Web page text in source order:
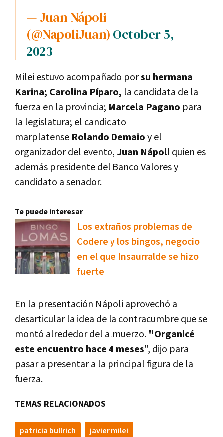
— Juan Nápoli
(@NapoliJuan) October 5,
2023
Milei estuvo acompañado porsu hermana
Karina; Carolina Píparo, la candidata de la
fuerza en la provincia; Marcela Pagano para
la legislatura; el candidato
marplatense Rolando Demaioy el
organizador del evento,Juan Nápoli quien es
además presidente del Banco Valores y
candidato a senador.
Te puede interesar
Los extraños problemas de
Codere y los bingos, negocio
en el que Insaurralde se hizo
fuerte
En la presentación Nápoli aprovechó a
desarticular la idea de la contracumbre que se
montó alrededor del almuerzo. "Organicé
este encuentro hace 4 meses", dijo para
pasar a presentar a la principal figura de la
fuerza.
TEMAS RELACIONADOS
patricia bullrich javier milei